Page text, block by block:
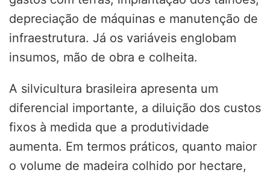
depreciação de máquinas e manutenção de
infraestrutura. Já os variáveis englobam
insumos, mão de obra e colheita.
A silvicultura brasileira apresenta um
diferencial importante, a diluição dos custos
fixos à medida que a produtividade
aumenta. Em termos práticos, quanto maior
o volume de madeira colhido por hectare,